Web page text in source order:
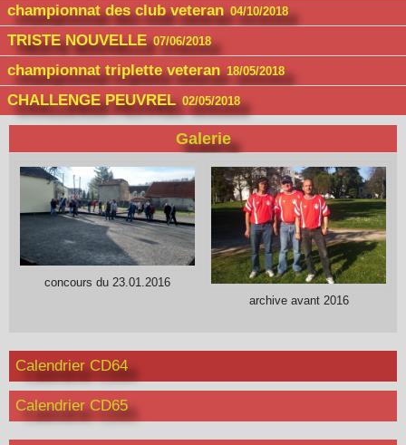
championnat des club veteran 04/10/2018
TRISTE NOUVELLE 07/06/2018
championnat triplette veteran 18/05/2018
CHALLENGE PEUVREL 02/05/2018
Galerie
concours du 23.01.2016
archive avant 2016
Calendrier CD64
Calendrier CD65